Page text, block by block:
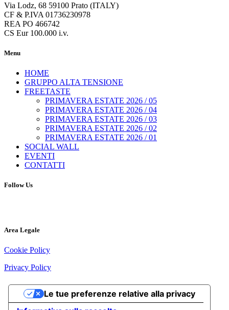
Via Lodz, 68 59100 Prato (ITALY)
CF & P.IVA 01736230978
REA PO 466742
CS Eur 100.000 i.v.
Menu
HOME
GRUPPO ALTA TENSIONE
FREETASTE
PRIMAVERA ESTATE 2026 / 05
PRIMAVERA ESTATE 2026 / 04
PRIMAVERA ESTATE 2026 / 03
PRIMAVERA ESTATE 2026 / 02
PRIMAVERA ESTATE 2026 / 01
SOCIAL WALL
EVENTI
CONTATTI
Follow Us
Area Legale
Cookie Policy
Privacy Policy
Le tue preferenze relative alla privacy